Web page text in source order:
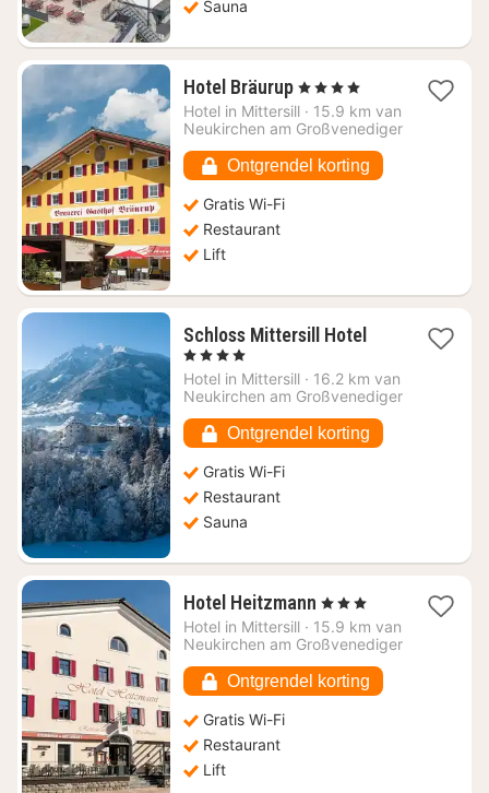
Sauna
Hotel Bräurup1
nacht
vanaf
208,43
, 4 Sterren
Hotel in Mittersill · 15.9 km van
Neukirchen am Großvenediger
Ontgrendel korting
Gratis Wi-Fi
Restaurant
Lift
Schloss Mittersill Hotel1
vanaf
€
286,97
, 4 Sterren
Hotel in Mittersill · 16.2 km van
Neukirchen am Großvenediger
Ontgrendel korting
Gratis Wi-Fi
Restaurant
Sauna
Hotel Heitzmann 1
nacht
vanaf
178,20
, 3 Sterren
Hotel in Mittersill · 15.9 km van
Neukirchen am Großvenediger
Ontgrendel korting
Gratis Wi-Fi
Restaurant
Lift